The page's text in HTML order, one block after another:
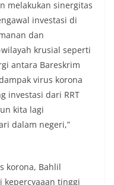
melakukan sinergitas
investasi di
dan
krusial seperti
antara Bareskrim
virus korona
investasi dari RRT
kita lagi
dalam negeri,”
korona, Bahlil
kepercyaaan tinggi